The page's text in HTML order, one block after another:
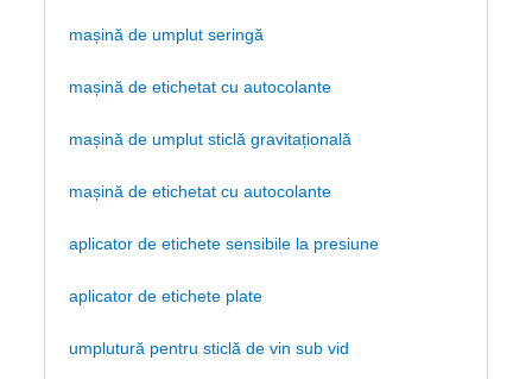
mașină de umplut seringă
mașină de etichetat cu autocolante
mașină de umplut sticlă gravitațională
mașină de etichetat cu autocolante
aplicator de etichete sensibile la presiune
aplicator de etichete plate
umplutură pentru sticlă de vin sub vid